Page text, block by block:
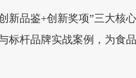
新品鉴+创新奖项”三大
标杆品牌实战案例，为食